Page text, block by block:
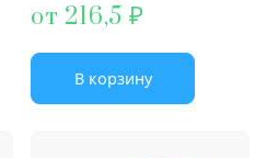
от 216,5
В корзину